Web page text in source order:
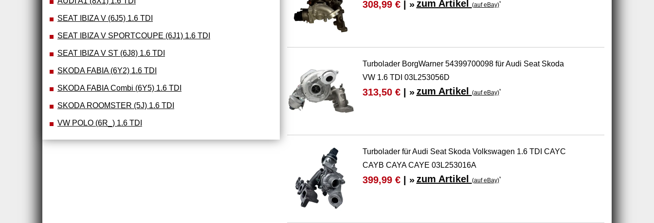
SEAT IBIZA V (6J5) 1.6 TDI
SEAT IBIZA V SPORTCOUPE (6J1) 1.6 TDI
SEAT IBIZA V ST (6J8) 1.6 TDI
SKODA FABIA (6Y2) 1.6 TDI
SKODA FABIA Combi (6Y5) 1.6 TDI
SKODA ROOMSTER (5J) 1.6 TDI
VW POLO (6R_) 1.6 TDI
308,99 €| » zum Artikel (auf eBay)*
Turbolader BorgWarner 54399700098 für Audi Seat Skoda
VW 1.6 TDI 03L253056D
313,50 €| » zum Artikel (auf eBay)*
Turbolader für Audi Seat Skoda Volkswagen 1.6 TDI CAYC
CAYB CAYA CAYE 03L253016A
399,99 €| » zum Artikel (auf eBay)*